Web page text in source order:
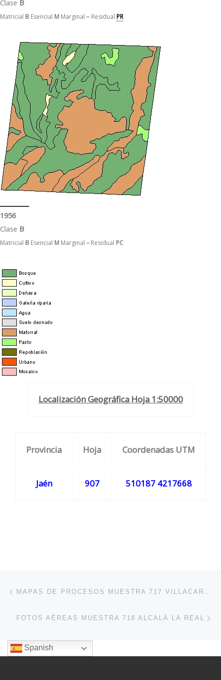
Clase B
Matricial B Esencial M Marginal – Residual PR
1956
Clase B
Matricial B Esencial M Marginal – Residual PC
Localización Geográfica Hoja 1:50000
Provincia Hoja Coordenadas UTM
Jaén 907 510187 4217668
MAPAS DE PROCESOS MUESTRA 717 VILLACARRILLO
FOTOS AÉREAS MUESTRA 718 ALCALÁ LA REAL
Spanish